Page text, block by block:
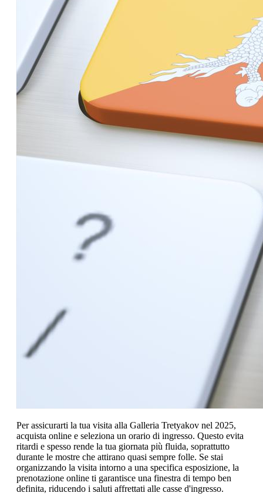
Per assicurarti la tua visita alla Galleria Tretyakov nel 2025,
acquista online e seleziona un orario di ingresso. Questo evita
ritardi e spesso rende la tua giornata più fluida, soprattutto
durante le mostre che attirano quasi sempre folle. Se stai
organizzando la visita intorno a una specifica esposizione, la
prenotazione online ti garantisce una finestra di tempo ben
definita, riducendo i saluti affrettati alle casse d'ingresso.